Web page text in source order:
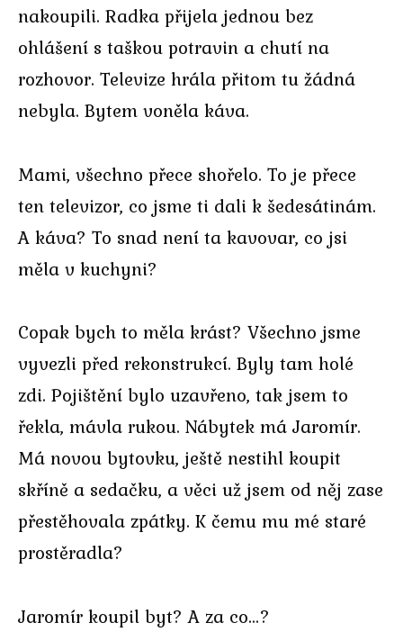
nakoupili. Radka přijela jednou bez
ohlášení s taškou potravin a chutí na
rozhovor. Televize hrála přitom tu žádná
nebyla. Bytem voněla káva.
Mami, všechno přece shořelo. To je přece
ten televizor, co jsme ti dali k šedesátinám.
A káva? To snad není ta kavovar, co jsi
měla v kuchyni?
Copak bych to měla krást? Všechno jsme
vyvezli před rekonstrukcí. Byly tam holé
zdi. Pojištění bylo uzavřeno, tak jsem to
řekla, mávla rukou. Nábytek má Jaromír.
Má novou bytovku, ještě nestihl koupit
skříně a sedačku, a věci už jsem od něj zase
přestěhovala zpátky. K čemu mu mé staré
prostěradla?
Jaromír koupil byt? A za co…?